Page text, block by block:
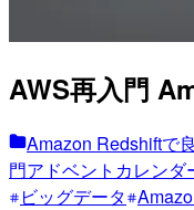
AWS再入門
Amazon Redshiftで
門アドベントカレンダ
ビッグデータ